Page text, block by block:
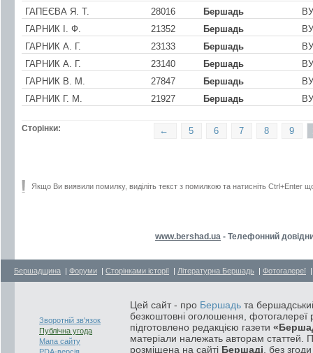
ГАПЕЄВА Я. Т.
28016 Бершадь
ГАРНИК I. Ф.
21352 Бершадь
ГАРНИК А. Г.
23133 Бершадь
ГАРНИК А. Г.
23140 Бершадь
ГАРНИК В. М.
27847 Бершадь
ГАРНИК Г. М.
21927 Бершадь
Сторінки: 9
8
7
6
5
←
Якщо Ви виявили помилку, виділіть текст з помилкою та натисніть Ctrl+Enter
www.bershad.ua - Телефонний
Бершадщина | Форуми | Сторінками історії | Літературна Бершадь | Фотогалереї
Зворотній зв'язок
Публічна угода
Мапа сайту
Цей сайт - про Бершадь та
безкоштовні оголошення, фотогалереї
підготовлено редакцією газети
матеріали належать авторам статтей.
розміщена на сайті Бершаді , без